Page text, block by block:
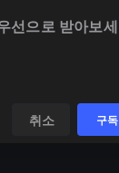
선으로 받아보세
취소 구독